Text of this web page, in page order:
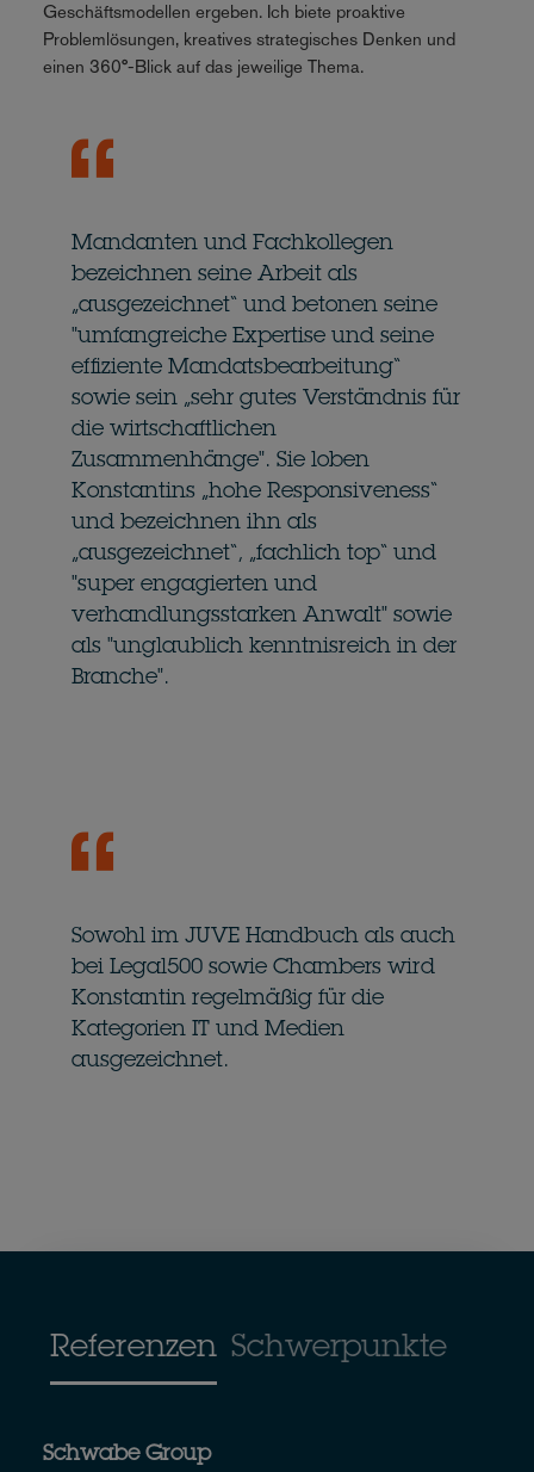
Geschäftsmodellen ergeben. Ich biete proaktive
Problemlösungen, kreatives strategisches Denken und
einen 360°-Blick auf das jeweilige Thema.
Mandanten und Fachkollegen
bezeichnen seine Arbeit als
„ausgezeichnet“ und betonen seine
"umfangreiche Expertise und seine
effiziente Mandatsbearbeitung“
sowie sein „sehr gutes Verständnis für
die wirtschaftlichen
Zusammenhänge". Sie loben
Konstantins „hohe Responsiveness“
und bezeichnen ihn als
„ausgezeichnet“, „fachlich top“ und
"super engagierten und
verhandlungsstarken Anwalt" sowie
als "unglaublich kenntnisreich in der
Branche".
Sowohl im JUVE Handbuch als auch
bei Legal500 sowie Chambers wird
Konstantin regelmäßig für die
Kategorien IT und Medien
ausgezeichnet.
Referenzen Schwerpunkte
Schwabe Group